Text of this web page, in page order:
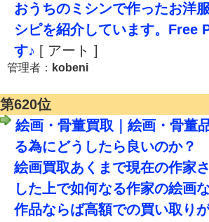
おうちのミシンで作ったお洋
シピを紹介しています。Free
す♪ [ アート ]
管理者： kobeni
第620位
絵画・骨董買取｜絵画・骨董
る為にどうしたら良いのか？
絵画買取あくまで現在の作家
した上で如何なる作家の絵画
作品ならば高額での買い取り